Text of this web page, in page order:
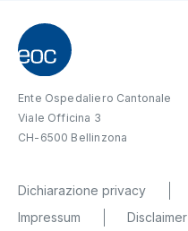
Ente Ospedaliero Cantonale
Viale Officina 3
CH-6500 Bellinzona
Dichiarazione privacy
Impressum
Disclaimer